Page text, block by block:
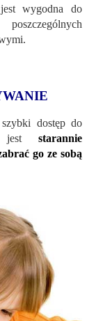
wygodna do
dostęp do
jest starannie
go ze sobą